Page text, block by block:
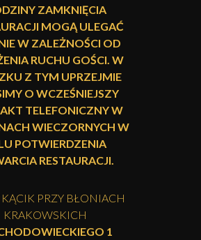
MOGĄ ULEGAĆ
W ZALEŻNOŚCI OD
RUCHU GOŚCI. W
Z TYM UPRZEJMIE
O WCZEŚNIEJSZY
TELEFONICZNY W
WIECZORNYCH W
POTWIERDZENIA
RESTAURACJI.
KRAKOWSKICH
CHODOWIECKIEGO 1
30-065 KRAKÓW